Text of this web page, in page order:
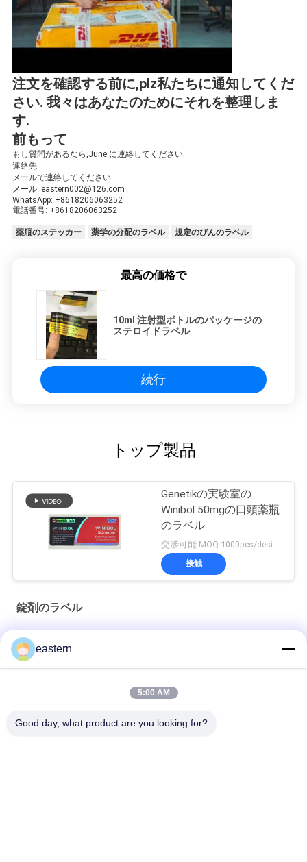
注文を確認する前に,plz私たちに通知してくだ
さい. 我々はあなたのためにそれを整理しま
す.
前もって
もし質問があるなら,June に連絡してください.
連絡先
メールで連絡してください
メール: eastern002@126.com
WhatsApp: +8618206063252
電話番号: +8618206063252
薬瓶のステッカー 薬学の分配のラベル 規定のびんのラベル
最高の価格で
10ml 注射型ボトルのパッケージの
ステロイドラベル
続行
トップ製品
Genetikの実験室の
Winibol 50mgの口頭薬瓶
のラベル
接触
錠剤のラベル
シアリス タダラフィル 100mg 経口用ラベル
SS-31 強い粘着剤 ペンチド 錠剤 錠剤
光沢のあるBiomexの実験室のアーカイブ同化カスタマイズされ
eastern
5:00 AM
Good day, what product are you looking for?